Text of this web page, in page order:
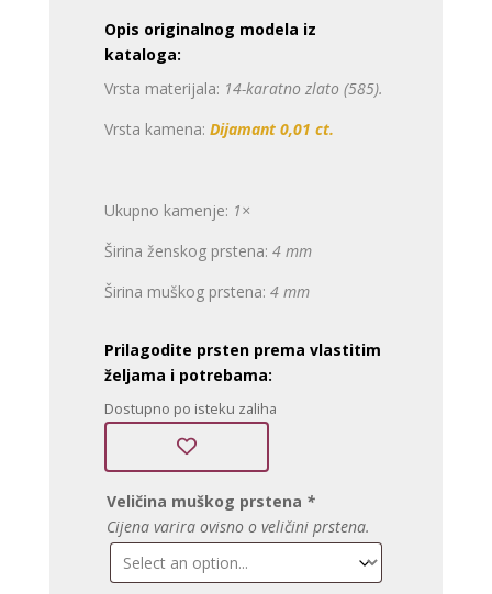
Opis originalnog modela iz
kataloga:
Vrsta materijala: 14-karatno zlato (585).
Vrsta kamena: Dijamant 0,01 ct.
Ukupno kamenje: 1×
Širina ženskog prstena: 4 mm
Širina muškog prstena: 4 mm
Prilagodite prsten prema vlastitim
željama i potrebama:
Dostupno po isteku zaliha
Veličina muškog prstena *
Cijena varira ovisno o veličini prstena.